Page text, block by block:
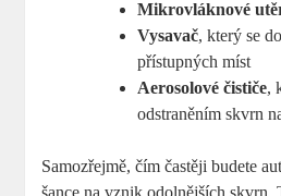
Mikrovláknové
Vysavač, který se
přístupných míst
Aerosolové čističe,
odstraněním skvrn
Samozřejmě, čím častěji budete
šance na vznik odolnějších skvrn.